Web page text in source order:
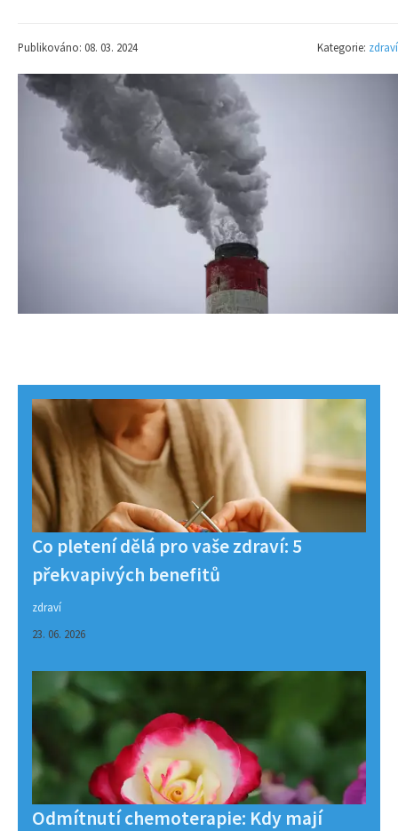
Publikováno: 08. 03. 2024 Kategorie: zdraví
Co pletení dělá pro vaše zdraví: 5
překvapivých benefitů
zdraví
23. 06. 2026
Odmítnutí chemoterapie: Kdy mají